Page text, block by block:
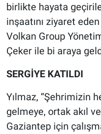
birlikte hayata
inşaatını ziyaret
Volkan Group
Çeker ile bi araya
SERGİYE KATILDI
Yılmaz, “Şehrimizin
gelmeye, ortak akıl
Gaziantep için